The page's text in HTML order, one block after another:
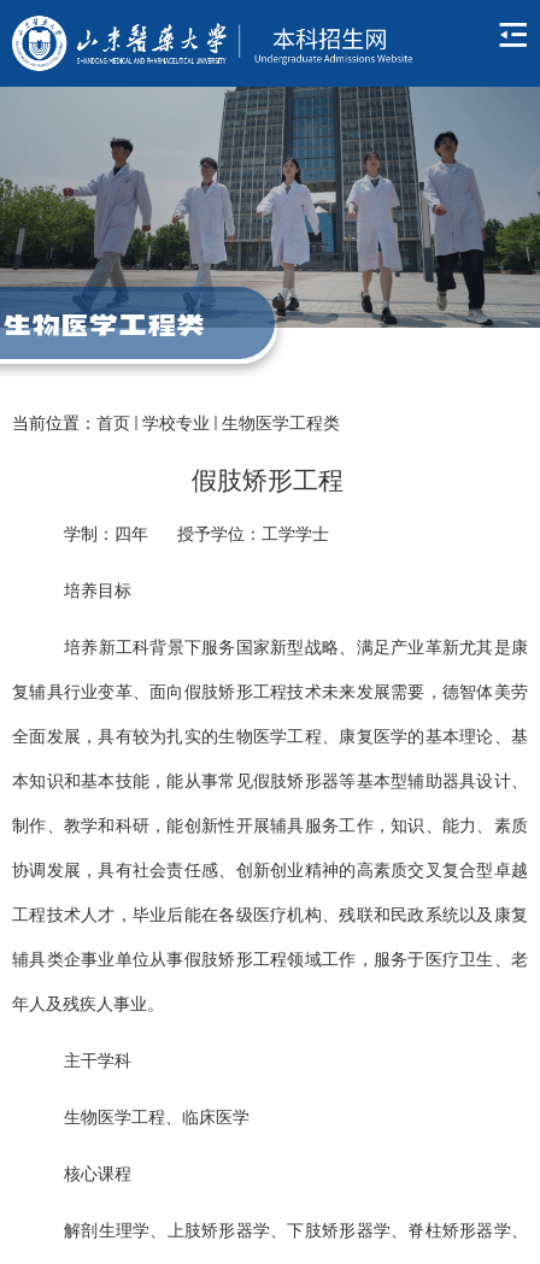
生物医学工程类
当前位置： 首页 学校专业 生物医学工程类
假肢矫形工程
学制： 四年 授予学位： 工学学士
培养目标
培养新工科背景下服务国家新型战略、满足产业革新尤其是康
复辅具行业变革、面向假肢矫形工程技术未来发展需要，德智体美劳
全面发展，具有较为扎实的生物医学工程、康复医学的基本理论、基
本知识和基本技能，能从事常见假肢矫形器等基本型辅助器具设计、
制作、教学和科研，能创新性开展辅具服务工作，知识、能力、素质
协调发展，具有社会责任感、创新创业精神的高素质交叉复合型卓越
工程技术人才，毕业后能在各级医疗机构、残联和民政系统以及康复
辅具类企事业单位从事假肢矫形工程领域工作，服务于医疗卫生、老
年人及残疾人事业。
主干学科
生物医学工程、临床医学
核心课程
解剖生理学、上肢矫形器学、下肢矫形器学、脊柱矫形器学、